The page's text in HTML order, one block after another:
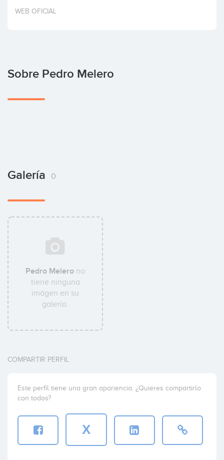
Invertir
WEB OFICIAL
Sobre Pedro Melero
Galería 0
Pedro Melero no
tiene ninguna
imágen en su
galería.
COMPARTIR PERFIL
Este perfil tiene una gran apariencia. ¿Quieres compartirlo
con todos?
X